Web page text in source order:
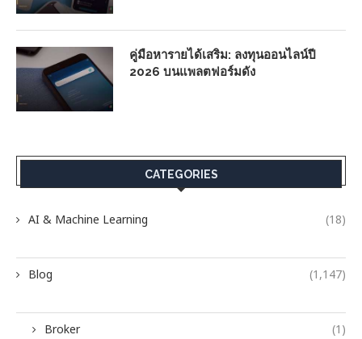
คู่มือหารายได้เสริม: ลงทุนออนไลน์ปี
2026 บนแพลตฟอร์มดัง
CATEGORIES
AI & Machine Learning (18)
Blog (1,147)
Broker (1)